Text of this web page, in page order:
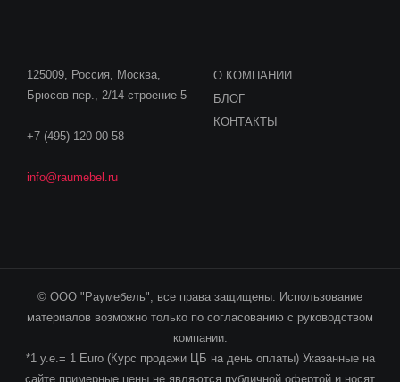
125009, Россия, Москва,
Брюсов пер., 2/14 строение 5
+7 (495) 120-00-58
info@raumebel.ru
О КОМПАНИИ
БЛОГ
КОНТАКТЫ
© ООО "Раумебель", все права защищены. Использование
материалов возможно только по согласованию с руководством
компании.
*1 у.е.= 1 Euro (Курс продажи ЦБ на день оплаты) Указанные на
сайте примерные цены не являются публичной офертой и носят